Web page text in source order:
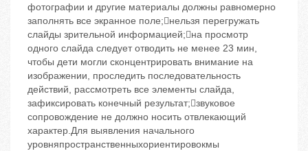
фотографии и другие материалы должны равномерно
заполнять все экранное поле;нельзя перегружать
слайды зрительной информацией;на просмотр
одного слайда следует отводить не менее 23 мин,
чтобы дети могли сконцентрировать внимание на
изображении, проследить последовательность
действий, рассмотреть все элементы слайда,
зафиксировать конечный результат;звуковое
сопровождение не должно носить отвлекающий
характер.Для выявления начального
уровняпространственныхориентировокмы